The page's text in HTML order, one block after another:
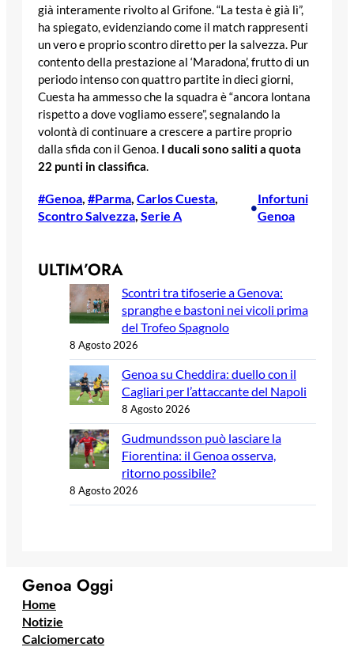
già interamente rivolto al Grifone. “La testa è già lì”,
ha spiegato, evidenziando come il match rappresenti
un vero e proprio scontro diretto per la salvezza. Pur
contento della prestazione al ‘Maradona’, frutto di un
periodo intenso con quattro partite in dieci giorni,
Cuesta ha ammesso che la squadra è “ancora lontana
rispetto a dove vogliamo essere”, segnalando la
volontà di continuare a crescere a partire proprio
dalla sfida con il Genoa. I ducali sono saliti a quota
22 punti in classifica.
#Genoa, #Parma, Carlos Cuesta
Scontro Salvezza, Serie A
•
Infortuni
Genoa
ULTIM’ORA
Scontri tra tifoserie a Genova:
spranghe e bastoni nei vicoli prima
del Trofeo Spagnolo
8 Agosto 2026
Genoa su Cheddira: duello con il
Cagliari per l’attaccante del Napoli
8 Agosto 2026
Gudmundsson può lasciare la
Fiorentina: il Genoa osserva,
ritorno possibile?
8 Agosto 2026
Genoa Oggi
Home
Notizie
Calciomercato